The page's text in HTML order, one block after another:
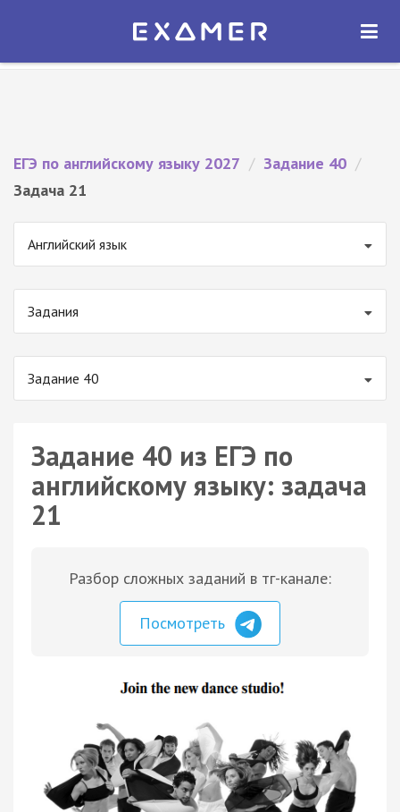
Экзамер — ЕГЭ 2027
ОТКРЫТЬ
ЕГЭ по английскому языку 2027 / Задание 40 /
Задача 21
Английский язык
Задания
Задание 40
Задание 40 из ЕГЭ по
английскому языку: задача
21
Разбор сложных заданий в тг-канале:
Посмотреть